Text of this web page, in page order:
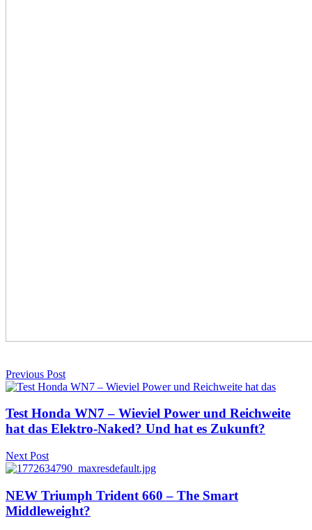
Previous Post
Test Honda WN7 – Wieviel Power und Reichweite
hat das Elektro-Naked? Und hat es Zukunft?
Next Post
NEW Triumph Trident 660 – The Smart
Middleweight?